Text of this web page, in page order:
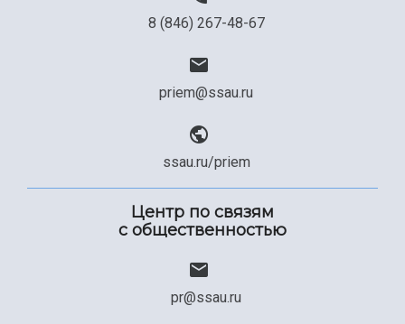
8 (846) 267-48-67
priem@ssau.ru
ssau.ru/priem
Центр по связям
с общественностью
pr@ssau.ru